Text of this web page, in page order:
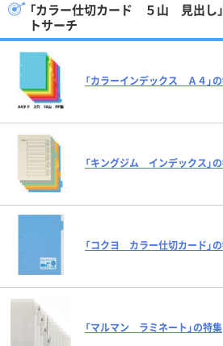
「カラー仕切カード ５山 見出し
トサーチ
「カラーインデックス Ａ４」
「キングジム インデックス」
「コクヨ カラー仕切カード」
「マルマン ラミネート」の特集